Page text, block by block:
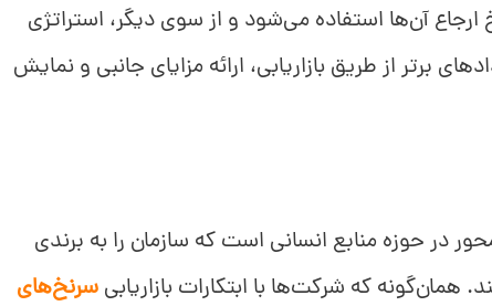
ارجاع آن‌ها استفاده می‌شود و از سوی دیگر، استراتژی
برتر از طریق بازاریابی، ارائه مزایای جانبی و نمایش
در حوزه منابع انسانی است که سازمان را به برندی
همان‌گونه که شرکت‌ها با ابتکارات بازاریابی سرنخ‌های